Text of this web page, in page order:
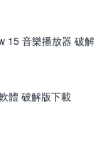
15 音樂播放器 破解
體 破解版下載